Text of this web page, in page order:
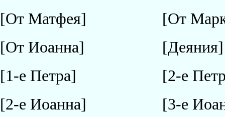
[От Матфея]
[От
[От Иоанна]
[Деяния]
[1-е Петра]
[2-е
[2-е Иоанна]
[3-е